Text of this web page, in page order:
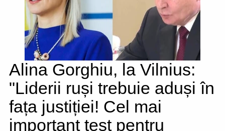
Alina Gorghiu, la Vilnius:
"Liderii ruși trebuie aduși în
fața justiției! Cel mai
important test pentru